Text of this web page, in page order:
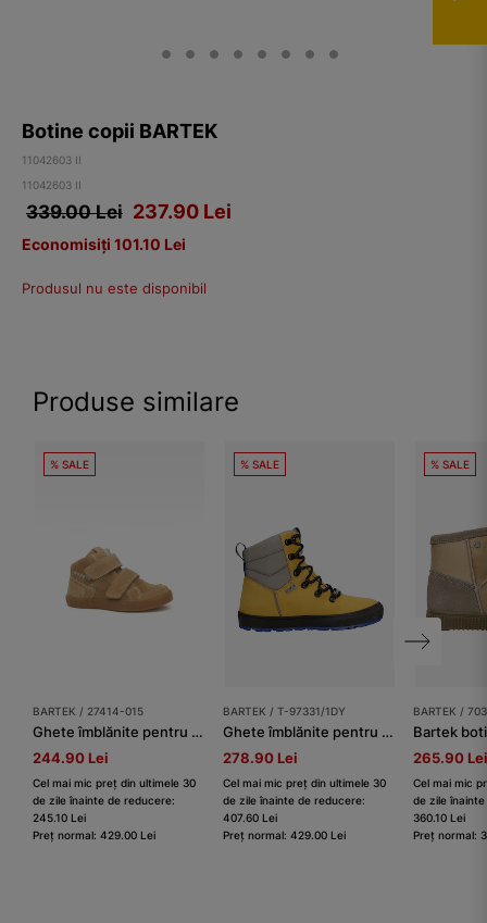
Botine copii BARTEK
11042603 II
11042603 II
339.00 Lei 237.90 Lei
Economisiți 101.10 Lei
Produsul nu este disponibil
Produse similare
% SALE
BARTEK / 27414-015
Ghete îmblănite pentru băieți BARTEK 27414-015, bej
244.90 Lei
Cel mai mic preț din ultimele 30
de zile înainte de reducere:
245.10 Lei
Preț normal: 429.00 Lei
% SALE
BARTEK / T-97331/1DY
Ghete îmblănite pentru fete BARTEK T-97331/1DY, fete
278.90 Lei
Cel mai mic preț din ultimele 30
de zile înainte de reducere:
407.60 Lei
Preț normal: 429.00 Lei
% SALE
BARTEK /
Bartek
265.90 Lei
Cel mai mic
de zile
360.10 Lei
Preț normal: